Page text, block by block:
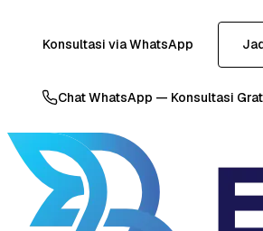
Konsultasi via WhatsApp
Chat WhatsApp — Konsultasi